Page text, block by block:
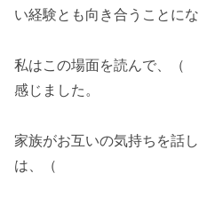
い経験とも向き合うことにな
私はこの場面
感じました。
家族がお互いの気持ちを話
は、（ ）か